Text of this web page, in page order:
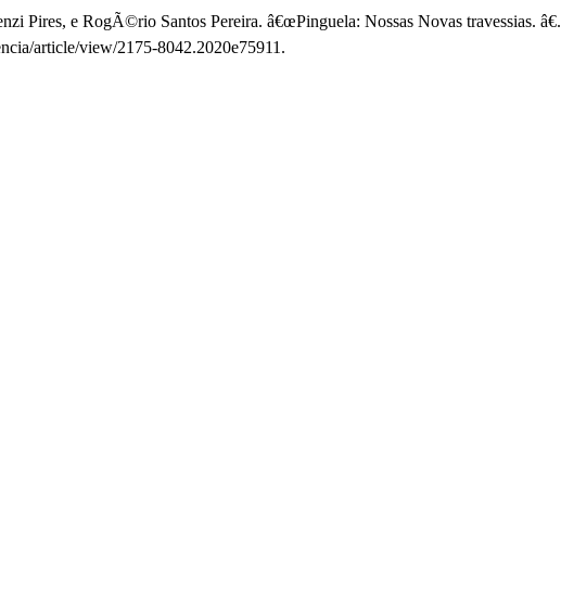
Pires, e RogÃ©rio Santos Pereira. â€œPinguela: Nossas Novas travessias. â€.
article/view/2175-8042.2020e75911.